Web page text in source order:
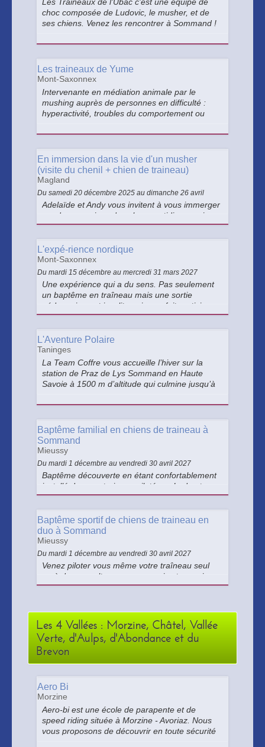
choc composée de Ludovic, le musher, et de
ses chiens. Venez les rencontrer à Sommand !
Les traineaux de Yume
Mont-Saxonnex
Intervenante en médiation animale par le
mushing auprès de personnes en difficulté :
hyperactivité, troubles du comportement ou
l'estime de soi et motivation à l'activité
En immersion dans la vie d'un musher
(visite du chenil + chien de traineau)
Magland
Du samedi 20 décembre 2025 au dimanche 26 avril
Adelaïde et Andy vous invitent à vous immerger
sur deux sessions dans leur quotidien magique
avec cette formule baptême en chien de
canins.
L'expé-rience nordique
Mont-Saxonnex
Du mardi 15 décembre au mercredi 31 mars 2027
Une expérience qui a du sens. Pas seulement
un baptême en traîneau mais une sortie
pédagogique et insolite qui vous fait participer
et apprendre.
L'Aventure Polaire
Taninges
La Team Coffre vous accueille l’hiver sur la
station de Praz de Lys Sommand en Haute
Savoie à 1500 m d’altitude qui culmine jusqu’à
Baptême familial en chiens de traineau à
Sommand
Mieussy
Du mardi 1 décembre au vendredi 30 avril 2027
Baptême découverte en étant confortablement
installé dans un traineau piloté par Ludo et
tracté par sa formidable meute de Huskys.
Baptême sportif de chiens de traineau en
duo à Sommand
Mieussy
Du mardi 1 décembre au vendredi 30 avril 2027
Venez piloter vous même votre traîneau seul
ou à deux en alternance, un assis et un qui
pilote. Après un briefing théorique, empoignez
Les 4 Vallées : Morzine, Châtel, Vallée
Verte, d'Aulps, d'Abondance et du
Brevon
Aero Bi
Morzine
Aero-bi est une école de parapente et de
speed riding située à Morzine - Avoriaz. Nous
vous proposons de découvrir en toute sécurité